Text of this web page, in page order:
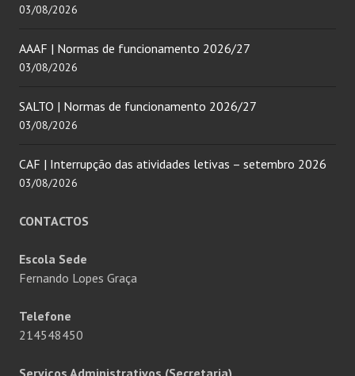
03/08/2026
AAAF | Normas de funcionamento 2026/27
03/08/2026
SALTO | Normas de funcionamento 2026/27
03/08/2026
CAF | Interrupção das atividades letivas – setembro 2026
03/08/2026
CONTACTOS
Escola Sede
Fernando Lopes Graça
Telefone
214548450